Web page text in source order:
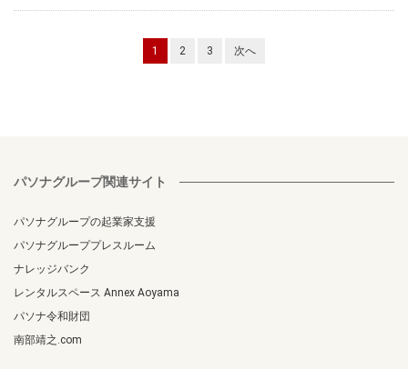
1 2 3 次へ
パソナグループ関連サイト
パソナグループの起業家支援
パソナグループプレスルーム
ナレッジバンク
レンタルスペース Annex Aoyama
パソナ令和財団
南部靖之.com